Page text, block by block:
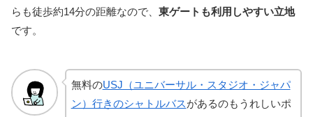
らも徒歩約14分の距離なので、 東ゲートも利用しやすい立地
です。
無料のUSJ（ユニバーサル・スタジオ・ジャパ
ン）行きのシャトルバスがあるのもうれしいポ